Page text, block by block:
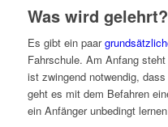
Was wird gelehrt?
Es gibt ein paar
Fahrschule. Am Anfang
ist zwingend notwendig,
geht es mit dem Befahren
ein Anfänger unbedingt